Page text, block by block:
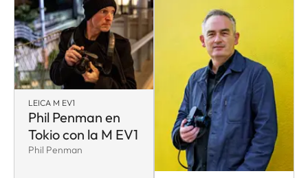
LEICA M EV1
Phil Penman en
Tokio con la M EV1
Phil Penman